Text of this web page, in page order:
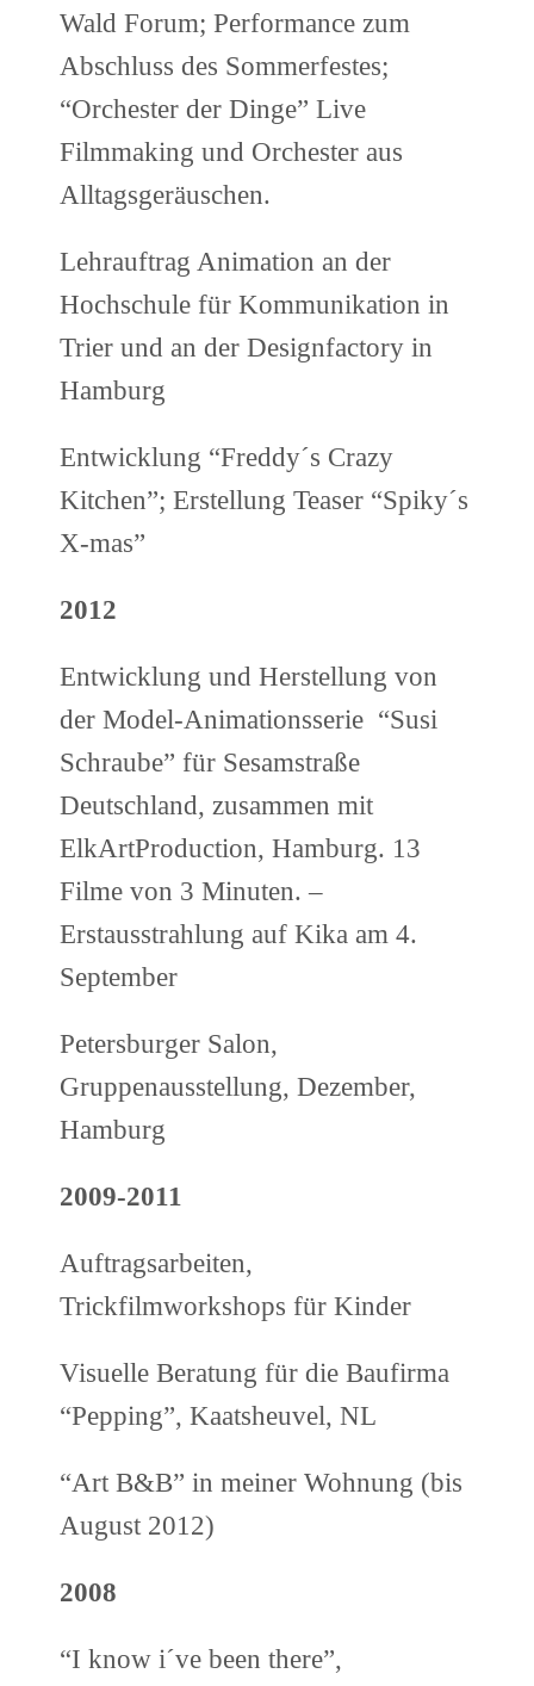
Wald Forum; Performance zum
Abschluss des Sommerfestes;
“Orchester der Dinge” Live
Filmmaking und Orchester aus
Alltagsgeräuschen.
Lehrauftrag Animation an der
Hochschule für Kommunikation in
Trier und an der Designfactory in
Hamburg
Entwicklung “Freddy´s Crazy
Kitchen”; Erstellung Teaser “Spiky´s
X-mas”
2012
Entwicklung und Herstellung von
der Model-Animationsserie “Susi
Schraube” für Sesamstraße
Deutschland, zusammen mit
ElkArtProduction, Hamburg. 13
Filme von 3 Minuten. –
Erstausstrahlung auf Kika am 4.
September
Petersburger Salon,
Gruppenausstellung, Dezember,
Hamburg
2009-2011
Auftragsarbeiten,
Trickfilmworkshops für Kinder
Visuelle Beratung für die Baufirma
“Pepping”, Kaatsheuvel, NL
“Art B&B” in meiner Wohnung (bis
August 2012)
2008
“I know i´ve been there”,